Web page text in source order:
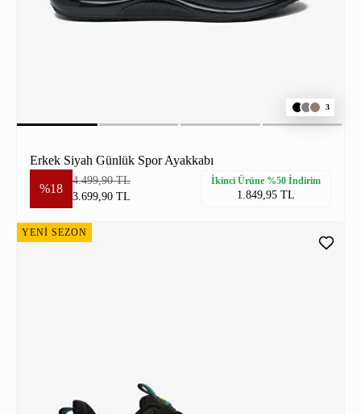
3
Erkek Siyah Günlük Spor Ayakkabı
%18
4.499,90 TL
3.699,90 TL
İkinci Ürüne %50 İndirim
1.849,95 TL
YENİ SEZON